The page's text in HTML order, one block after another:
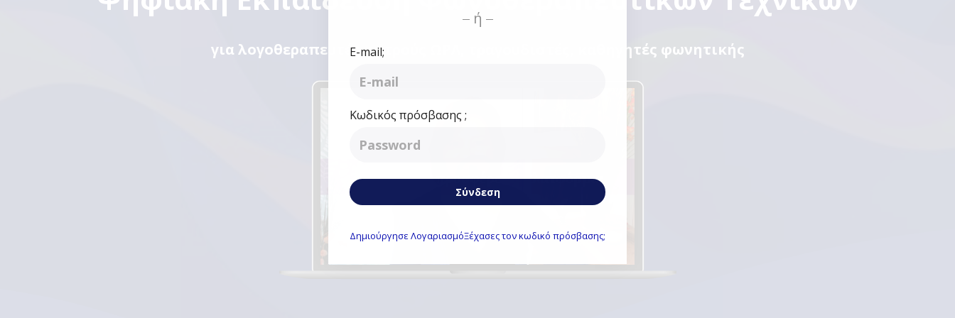
για λογοθεραπευτές, ιατρούς ΩΡΛ, τραγουδιστές, καθηγητές φωνητικής
Τι καλούδια προσφέρει η πλατφόρμα;
ή
E-mail;
Κωδικός πρόσβασης ;
Σύνδεση
Δημιούργησε ΛογαριασμόΞέχασες τον κωδικό πρόσβασης;